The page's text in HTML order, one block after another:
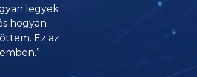
legyek
hogyan
Ez az